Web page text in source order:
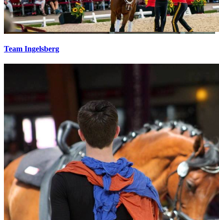
Team Ingelsberg